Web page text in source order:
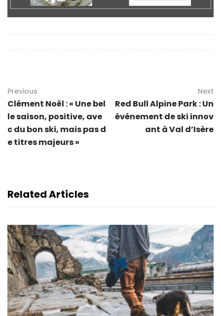
Previous
Clément Noël : « Une bel
le saison, positive, ave
c du bon ski, mais pas d
e titres majeurs »
Next
Red Bull Alpine Park : Un
événement de ski innov
ant à Val d’Isère
Related Articles